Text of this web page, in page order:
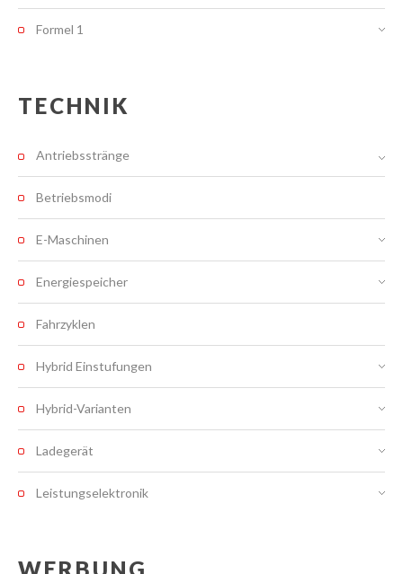
Formel 1
TECHNIK
Antriebsstränge
Betriebsmodi
E-Maschinen
Energiespeicher
Fahrzyklen
Hybrid Einstufungen
Hybrid-Varianten
Ladegerät
Leistungselektronik